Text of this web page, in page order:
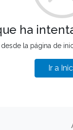
ha
desde la página de
Ir a